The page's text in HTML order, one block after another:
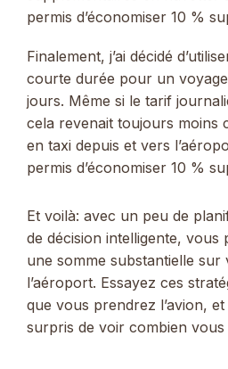
permis d’économiser 10 %
Finalement, j’ai décidé
courte durée pour un voyage
jours. Même si le tarif
cela revenait toujours moins
en taxi depuis et vers
permis d’économiser 10 %
Et voilà: avec un peu de
de décision intelligente, vous
une somme substantielle sur
l’aéroport. Essayez ces
que vous prendrez l’avion,
surpris de voir combien